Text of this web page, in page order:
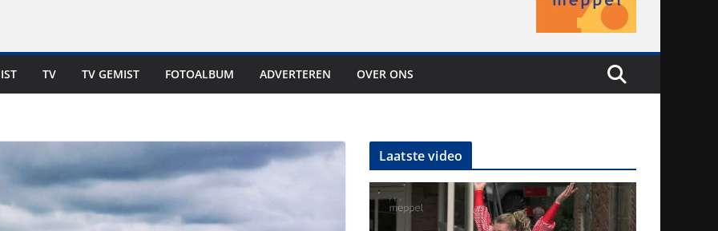
niet in geld uit te
warme dagen
Mokum
TV TV GEMIST FOTOALBUM ADVERTEREN OVER ONS
Laatste video